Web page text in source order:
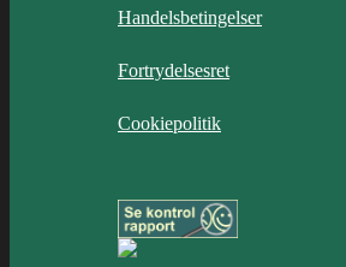
Handelsbetingelser
Fortrydelsesret
Cookiepolitik